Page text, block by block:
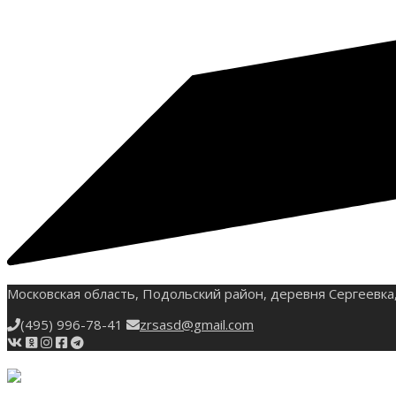
Московская область, Подольский район, деревня
(495) 996-78-41
zrsasd@gmail.com